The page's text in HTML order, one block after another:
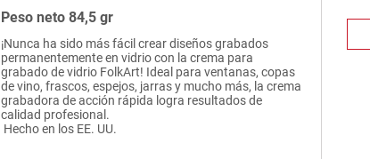
Peso neto 84,5 gr
¡Nunca ha sido más fácil crear diseños grabados
permanentemente en vidrio con la crema para
grabado de vidrio FolkArt! Ideal para ventanas, copas
de vino, frascos, espejos, jarras y mucho más, la crema
grabadora de acción rápida logra resultados de
calidad profesional.
Hecho en los EE. UU.